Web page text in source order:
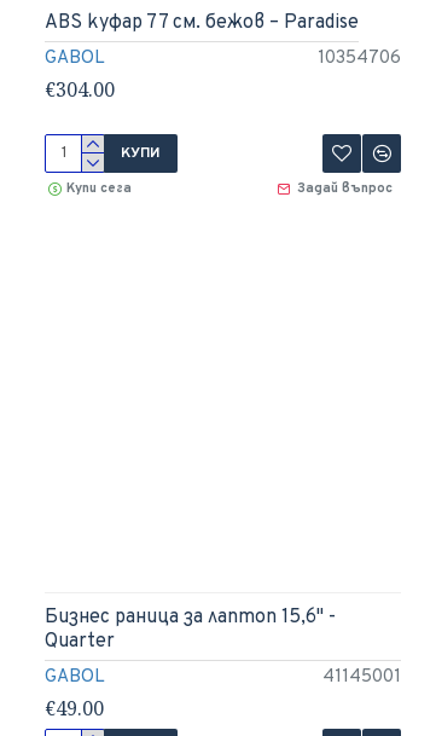
GABOL 10354706
ABS куфар 77 см. бежов – Paradise
€304.00
КУПИ
Купи сега Задай въпрос
GABOL 41145001
Бизнес раница за лаптоп 15,6" -
Quarter
€49.00